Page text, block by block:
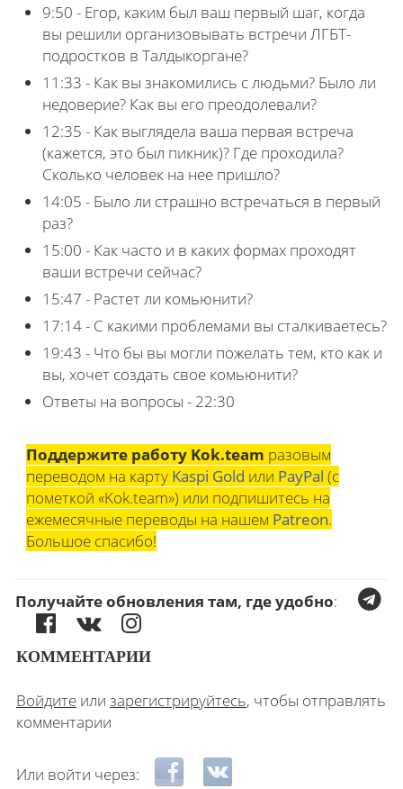
9:50 - Егор, каким был ваш первый шаг, когда
вы решили организовывать встречи ЛГБТ-
подростков в Талдыкоргане?
11:33 - Как вы знакомились с людьми? Было ли
недоверие? Как вы его преодолевали?
12:35 - Как выглядела ваша первая встреча
(кажется, это был пикник)? Где проходила?
Сколько человек на нее пришло?
14:05 - Было ли страшно встречаться в первый
раз?
15:00 - Как часто и в каких формах проходят
ваши встречи сейчас?
15:47 - Растет ли комьюнити?
17:14 - С какими проблемами вы сталкиваетесь?
19:43 - Что бы вы могли пожелать тем, кто как и
вы, хочет создать свое комьюнити?
Ответы на вопросы - 22:30
Поддержите работу Kok.team разовым
переводом на карту Kaspi Gold или PayPal (с
пометкой «Kok.team») или подпишитесь на
ежемесячные переводы на нашем Patreon.
Большое спасибо!
Получайте обновления там, где удобно:
КОММЕНТАРИИ
Войдите или зарегистрируйтесь, чтобы отправлять
комментарии
Или войти через: Login with Facebook
Login with ВКонтакте